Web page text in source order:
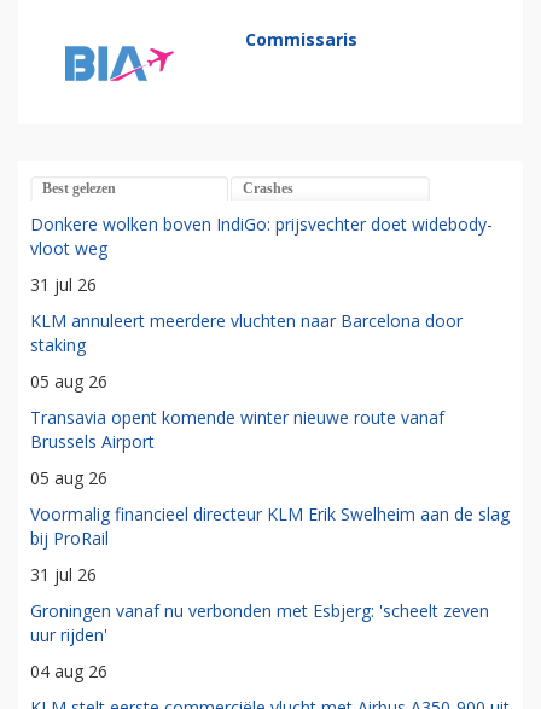
Commissaris
Best gelezen Crashes
Donkere wolken boven IndiGo: prijsvechter doet widebody-
vloot weg
31 jul 26
KLM annuleert meerdere vluchten naar Barcelona door
staking
05 aug 26
Transavia opent komende winter nieuwe route vanaf
Brussels Airport
05 aug 26
Voormalig financieel directeur KLM Erik Swelheim aan de slag
bij ProRail
31 jul 26
Groningen vanaf nu verbonden met Esbjerg: 'scheelt zeven
uur rijden'
04 aug 26